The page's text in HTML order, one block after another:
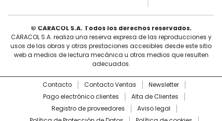
© CARACOL S.A. Todos los derechos reservados.
CARACOL S.A. realiza una reserva expresa de las reproducciones y
usos de las obras y otras prestaciones accesibles desde este sitio
web a medios de lectura mecánica u otros medios que resulten
adecuados.
Contacto Contacto Ventas
Newsletter
Pago electrónico clientes
Alta de Clientes
Registro de proveedores
Aviso legal